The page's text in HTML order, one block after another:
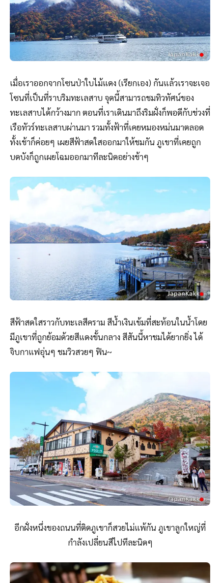
เมื่อเราออกจากโซนป่าใบไม้แดง (เรียกเอง) กันแล้วเราจะเจอ
โซนที่เป็นที่ราบริมทะเลสาบ จุดนี้สามารถชมทิวทัศน์ของ
ทะเลสาบได้กว้างมาก ตอนที่เราเดินมาถึงริมฝั่งก็พอดีกับช่วงที่
เรือทัวร์ทะเลสาบผ่านมา รวมทั้งฟ้าที่เคยหมองหม่นมาตลอด
ทั้งเช้าก็ค่อยๆ เผยสีฟ้าสดใสออกมาให้ชมกัน ภูเขาที่เคยถูก
บดบังก็ถูกเผยโฉมออกมาทีละนิดอย่างช้าๆ
สีฟ้าสดใสราวกับทะเลสีคราม สีน้ำเงินเข้มที่สะท้อนในน้ำโดย
มีภูเขาที่ถูกย้อมด้วยสีแดงขั้นกลาง สีสันนี้หาชมได้ยากยิ่ง ได้
จิบกาแฟอุ่นๆ ชมวิวสวยๆ ฟิน~
อีกฝั่งหนึ่งของถนนที่ติดภูเขาก็สวยไม่แพ้กัน ภูเขาลูกใหญ่ที่
กำลังเปลี่ยนสีไปทีละนิดๆ